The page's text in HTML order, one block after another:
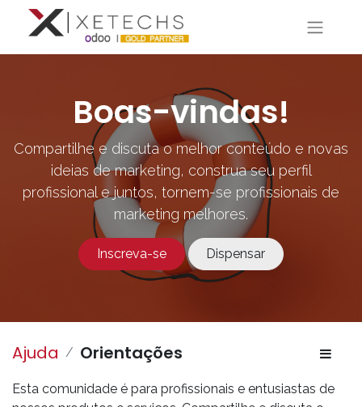
Boas-vindas!
Compartilhe e discuta o melhor conteúdo e novas
ideias de marketing, construa seu perfil
profissional e juntos, tornem-se profissionais de
marketing melhores.
Inscreva-se Dispensar
Ajuda Orientações
Esta comunidade é para profissionais e entusiastas de